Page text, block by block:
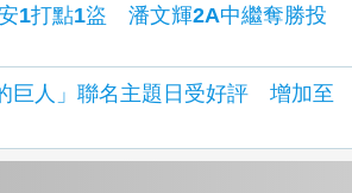
1打點1盜 潘文輝2A中繼奪勝投
巨人」聯名主題日受好評 增加至